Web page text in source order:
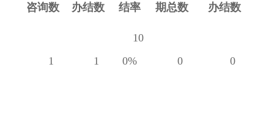
咨询数
办结数
结率
期总数
办结数
1 1
10
0%
0 0